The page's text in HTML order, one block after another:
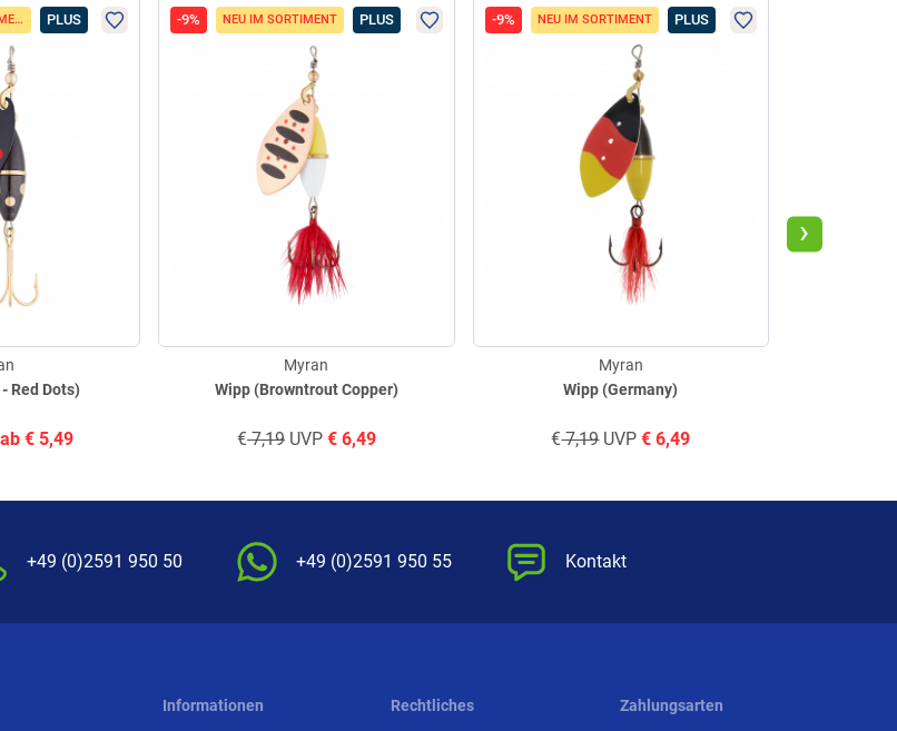
NEU IM SORTIMENT PLUS
Red Dots)
ab € 5,49
-9% NEU IM SORTIMENT PLUS
Wipp (Browntrout Copper)
Myran
€7,19UVP €6,49
-9% NEU IM SORTIMENT PLUS
Wipp (Germany)
Myran
€7,19UVP € 6,49
›
+49 (0)2591 950 50 +49 (0)2591 950 55 Kontakt
Informationen Rechtliches Zahlungsarten